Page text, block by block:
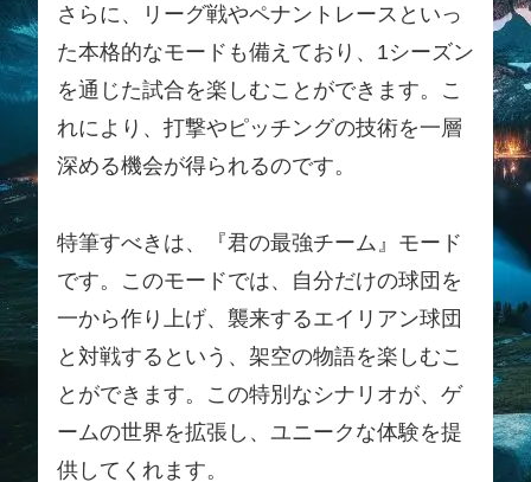
さらに、リーグ戦やペナントレースといっ
た本格的なモードも備えており、1シーズン
を通じた試合を楽しむことができます。こ
れにより、打撃やピッチングの技術を一層
深める機会が得られるのです。
特筆すべきは、『君の最強チーム』モード
です。このモードでは、自分だけの球団を
一から作り上げ、襲来するエイリアン球団
と対戦するという、架空の物語を楽しむこ
とができます。この特別なシナリオが、ゲ
ームの世界を拡張し、ユニークな体験を提
供してくれます。